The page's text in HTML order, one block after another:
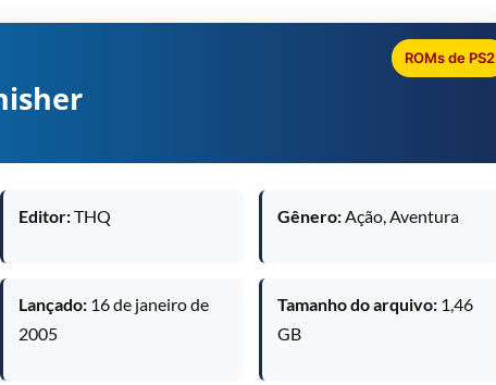
ROMs de PS2
Editor:THQ Gênero:Ação, Aventura
Lançado: 16 de janeiro de
2005
Tamanho do arquivo: 1,46
GB